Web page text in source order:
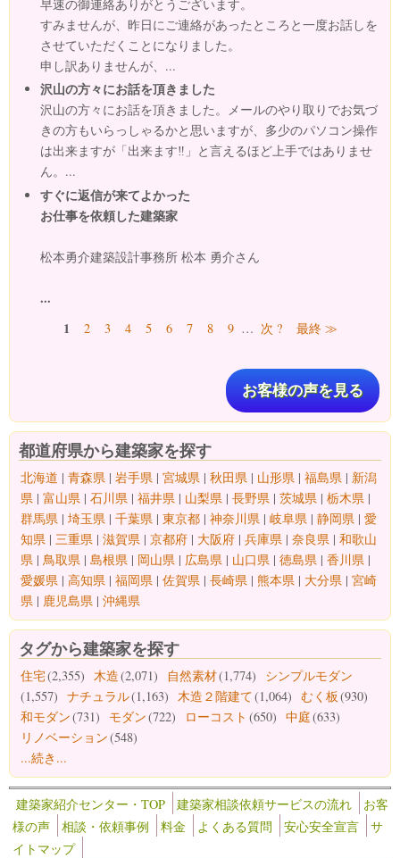
早速の御連絡ありがとうございます。
すみませんが、昨日にご連絡があったところと一度お話しを
させていただくことになりました。
申し訳ありませんが、...
沢山の方々にお話を頂きました
沢山の方々にお話を頂きました。メールのやり取りでお気づ
きの方もいらっしゃるかと思いますが、多少のパソコン操作
は出来ますが「出来ます‼」と言えるほど上手ではありませ
ん。...
すぐに返信が来てよかった
お仕事を依頼した建築家
松本勇介建築設計事務所 松本 勇介さん
...
ページ1 2 3 4 5 6 7 8 9 … 次 ? 最終 ≫
お客様の声を見る
都道府県から建築家を探す
北海道 | 青森県 | 岩手県 | 宮城県 | 秋田県 | 山形県 | 福島県 | 新潟
県 | 富山県 | 石川県 | 福井県 | 山梨県 | 長野県 | 茨城県 | 栃木県 |
群馬県 | 埼玉県 | 千葉県 | 東京都 | 神奈川県 | 岐阜県 | 静岡県 | 愛
知県 | 三重県 | 滋賀県 | 京都府 | 大阪府 | 兵庫県 | 奈良県 | 和歌山
県 | 鳥取県 | 島根県 | 岡山県 | 広島県 | 山口県 | 徳島県 | 香川県 |
愛媛県 | 高知県 | 福岡県 | 佐賀県 | 長崎県 | 熊本県 | 大分県 | 宮崎
県 | 鹿児島県 | 沖縄県
タグから建築家を探す
住宅(2,355) 木造(2,071) 自然素材(1,774)
シンプルモダン
(1,557) ナチュラル(1,163) 木造２階建て(1,064) むく板 (930)
和モダン(731) モダン(722) ローコスト (650) 中庭(633)
リノベーション(548)
...続き...
建築家紹介センター・TOP 建築家相談依頼サービスの流れ
お客
様の声
相談・依頼事例 料金 よくある質問 安心安全宣言
サ
イトマップ